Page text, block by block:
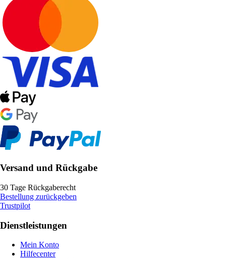
Versand und Rückgabe
30 Tage Rückgaberecht
Bestellung zurückgeben
Trustpilot
Dienstleistungen
Mein Konto
Hilfecenter